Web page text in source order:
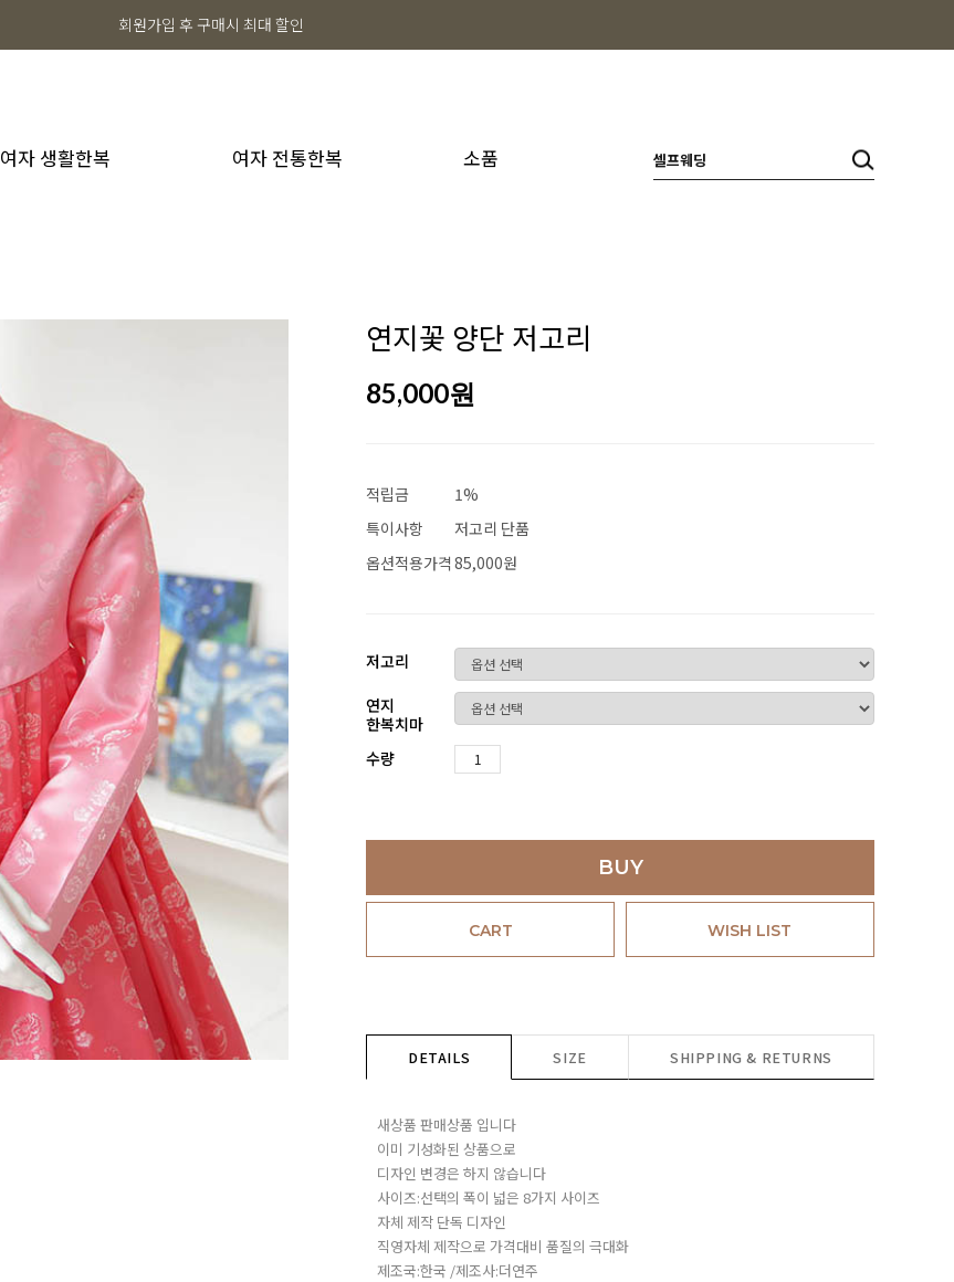
회원가입 후 구매시 최대 할인
여자 생활한복 여자 전통한복 소품
연지꽃 양단 저고리
85,000원
적립금
1%
특이사항
저고리 단품
옵션적용가격 85,000원
저고리
연지
한복치마
수량
BUY
CART WISH LIST
DETAILS SIZE SHIPPING & RETURNS
새상품 판매상품 입니다
이미 기성화된 상품으로
디자인 변경은 하지 않습니다
사이즈:선택의 폭이 넓은 8가지 사이즈
자체 제작 단독 디자인
직영자체 제작으로 가격대비 품질의 극대화
제조국:한국 /제조사:더연주